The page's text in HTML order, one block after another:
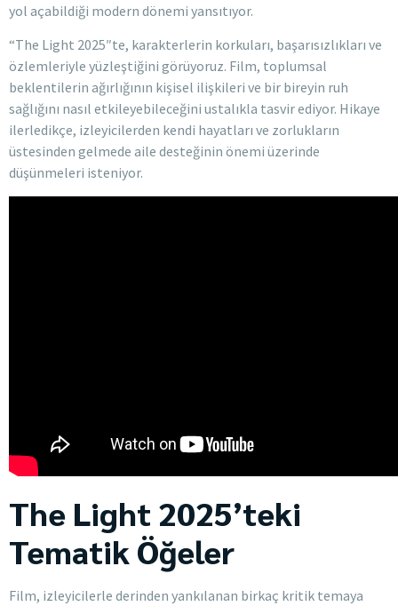
yol açabildiği modern dönemi yansıtıyor.
“The Light 2025″te, karakterlerin korkuları, başarısızlıkları ve
özlemleriyle yüzleştiğini görüyoruz. Film, toplumsal
beklentilerin ağırlığının kişisel ilişkileri ve bir bireyin ruh
sağlığını nasıl etkileyebileceğini ustalıkla tasvir ediyor. Hikaye
ilerledikçe, izleyicilerden kendi hayatları ve zorlukların
üstesinden gelmede aile desteğinin önemi üzerinde
düşünmeleri isteniyor.
The Light 2025’teki
Tematik Öğeler
Film, izleyicilerle derinden yankılanan birkaç kritik temaya